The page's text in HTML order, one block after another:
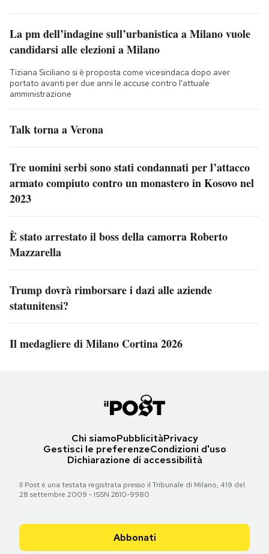
La pm dell’indagine sull’urbanistica a Milano vuole
candidarsi alle elezioni a Milano
Tiziana Siciliano si è proposta come vicesindaca dopo aver
portato avanti per due anni le accuse contro l'attuale
amministrazione
Talk torna a Verona
Tre uomini serbi sono stati condannati per l’attacco
armato compiuto contro un monastero in Kosovo nel
2023
È stato arrestato il boss della camorra Roberto
Mazzarella
Trump dovrà rimborsare i dazi alle aziende
statunitensi?
Il medagliere di Milano Cortina 2026
Chi siamoPubblicitàPrivacy
Gestisci le preferenzeCondizioni d'uso
Dichiarazione di accessibilità
Il Post è una testata registrata presso il Tribunale di Milano, 419 del
28 settembre 2009 - ISSN 2610-9980
Abbonati